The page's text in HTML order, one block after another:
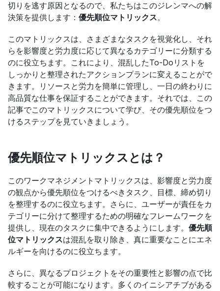
切りを逃す原因となるので、私たちはこのジレンマへの解
決策を提供します： 優先順位マトリックス。
このマトリックスは、さまざまなタスクを視覚化し、それ
らを影響度と労力度に応じて異なるカテゴリーに分類する
のに役立ちます。これにより、混乱したTo-Doリストを
しっかりと整理されたアクションプランに変えることがで
きます。リソースと労力を簡単に管理し、一日の終わりに
高品質な仕事を保証することができます。それでは、この
記事でこのマトリックスについて学び、その優先順位をつ
けるステップを見ていきましょう。
優先順位マトリックスとは？
このワークマネジメントマトリックスは、影響度と労力度
の観点から優先順位をつけるべきタスク、目標、締め切り
を整理するのに役立ちます。さらに、ユーザーが責任をカ
テゴリーに分けて整理するための明確なフレームワークを
提供し、現在のタスクに集中できるようにします。 優先順
位マトリックスは混乱を取り除き、真に重要なことにエネ
ルギーを向けるのに役立ちます。
さらに、異なるプロジェクトをその重要性と影響の点で比
較することが可能になります。多くのイニシアチブがある